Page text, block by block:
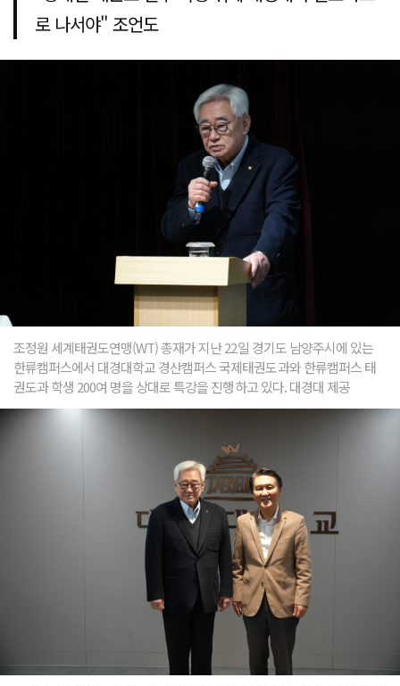
로 나서야" 조언도
조정원 세계태권도연맹(WT) 총재가 지난 22일 경기도 남양주시에 있는
한류캠퍼스에서 대경대학교 경산캠퍼스 국제태권도과와 한류캠퍼스 태
권도과 학생 200여 명을 상대로 특강을 진행하고 있다. 대경대 제공